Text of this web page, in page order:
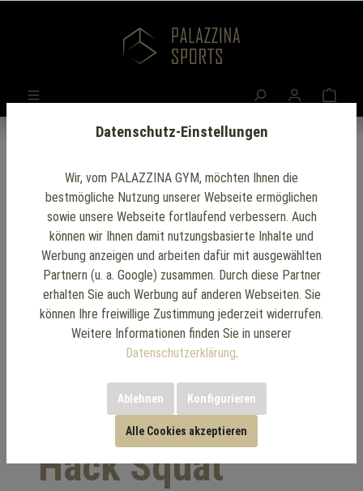
Plate Loaded JW
Hack Squat
Datenschutz-Einstellungen
Wir, vom PALAZZINA GYM, möchten Ihnen die
bestmögliche Nutzung unserer Webseite ermöglichen
sowie unsere Webseite fortlaufend verbessern. Auch
können wir Ihnen damit nutzungsbasierte Inhalte und
Werbung anzeigen und arbeiten dafür mit ausgewählten
Partnern (u. a. Google) zusammen. Durch diese Partner
erhalten Sie auch Werbung auf anderen Webseiten. Sie
können Ihre freiwillige Zustimmung jederzeit widerrufen.
Weitere Informationen finden Sie in unserer
Datenschutzerklärung.
Ablehnen Konfigurieren
Alle Cookies akzeptieren